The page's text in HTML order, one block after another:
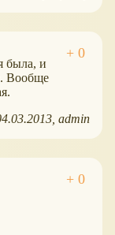
была, и
Вообще
admin